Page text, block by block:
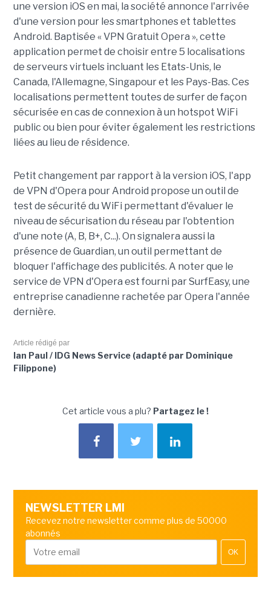
une version iOS en mai, la société annonce l'arrivée
d'une version pour les smartphones et tablettes
Android. Baptisée « VPN Gratuit Opera », cette
application permet de choisir entre 5 localisations
de serveurs virtuels incluant les Etats-Unis, le
Canada, l'Allemagne, Singapour et les Pays-Bas. Ces
localisations permettent toutes de surfer de façon
sécurisée en cas de connexion à un hotspot WiFi
public ou bien pour éviter également les restrictions
liées au lieu de résidence.
Petit changement par rapport à la version iOS, l'app
de VPN d'Opera pour Android propose un outil de
test de sécurité du WiFi permettant d'évaluer le
niveau de sécurisation du réseau par l'obtention
d'une note (A, B, B+, C...). On signalera aussi la
présence de Guardian, un outil permettant de
bloquer l'affichage des publicités. A noter que le
service de VPN d'Opera est fourni par SurfEasy, une
entreprise canadienne rachetée par Opera l'année
dernière.
Article rédigé par
Ian Paul / IDG News Service (adapté par Dominique
Filippone)
Cet article vous a plu? Partagez le !
NEWSLETTER LMI
Recevez notre newsletter comme plus de 50000
abonnés
OK